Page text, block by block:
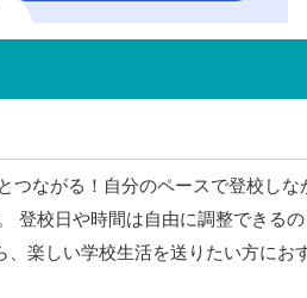
つながる！自分のペースで登校しな
登校日や時間は自由に調整できるの
楽しい学校生活を送りたい方にお